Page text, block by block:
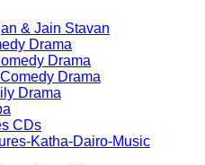
& Jain Stavan
Drama
Drama
Drama
Drama
CDs
Katha-Dairo-Music